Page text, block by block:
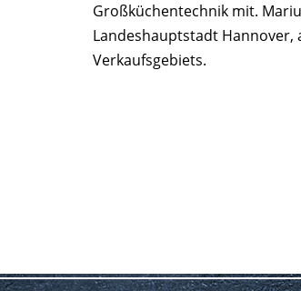
Großküchentechnik mit.
Landeshauptstadt Hannover,
Verkaufsgebiets.